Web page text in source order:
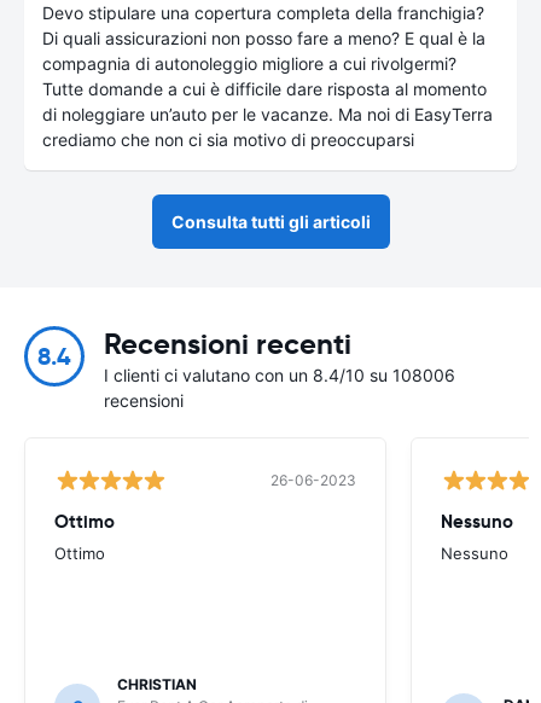
Devo stipulare una copertura completa della franchigia?
Di quali assicurazioni non posso fare a meno? E qual è la
compagnia di autonoleggio migliore a cui rivolgermi?
Tutte domande a cui è difficile dare risposta al momento
di noleggiare un’auto per le vacanze. Ma noi di EasyTerra
crediamo che non ci sia motivo di preoccuparsi
Consulta tutti gli articoli
8.4 Recensioni recenti
I clienti ci valutano con un 8.4/10 su 108006
recensioni
26-06-2023
Ottimo
Ottimo
CHRISTIAN
Nessuno
Nessuno